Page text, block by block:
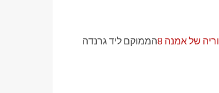
הממוקם ליד גרנדה